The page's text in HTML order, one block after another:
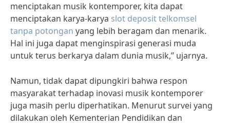
menciptakan musik kontemporer, kita dapat
menciptakan karya-karya slot deposit telkomsel
tanpa potongan yang lebih beragam dan menarik.
Hal ini juga dapat menginspirasi generasi muda
untuk terus berkarya dalam dunia musik,” ujarnya.
Namun, tidak dapat dipungkiri bahwa respon
masyarakat terhadap inovasi musik kontemporer
juga masih perlu diperhatikan. Menurut survei yang
dilakukan oleh Kementerian Pendidikan dan